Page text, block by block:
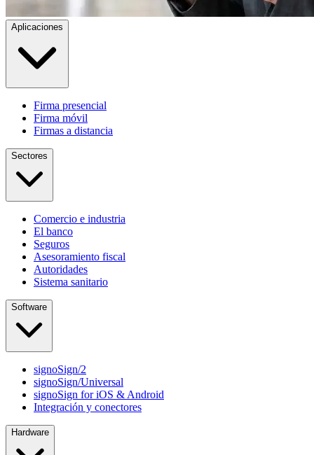
Aplicaciones
Firma presencial
Firma móvil
Firmas a distancia
Sectores
Comercio e industria
El banco
Seguros
Asesoramiento fiscal
Autoridades
Sistema sanitario
Software
signoSign/2
signoSign/Universal
signoSign for iOS & Android
Integración y conectores
Hardware